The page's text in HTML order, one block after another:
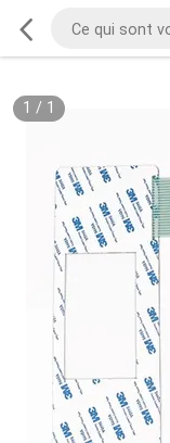
1 / 1